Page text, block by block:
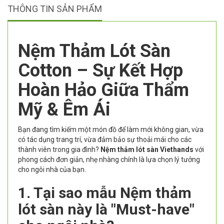
THÔNG TIN SẢN PHẨM
Nệm Thảm Lót Sàn
Cotton – Sự Kết Hợp
Hoàn Hảo Giữa Thẩm
Mỹ & Êm Ái
Bạn đang tìm kiếm một món đồ để làm mới không gian, vừa
có tác dụng trang trí, vừa đảm bảo sự thoải mái cho các
thành viên trong gia đình? Nệm thảm lót sàn Viethands với
phong cách đơn giản, nhẹ nhàng chính là lựa chọn lý tưởng
cho ngôi nhà của bạn.
1. Tại sao mẫu Nệm thảm
lót sàn này là "Must-have"